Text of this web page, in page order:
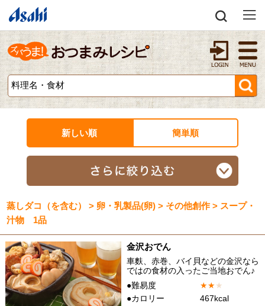
新しい順 簡単順
蒸しダコ（を含む） > 卵・乳製品(卵) > その他創作 > スープ・
汁物 1品
金沢おでん
車麩、赤巻、バイ貝などの金沢なら
ではの食材の入ったご当地おでん♪
●難易度
★★★
●カロリー
467kcal